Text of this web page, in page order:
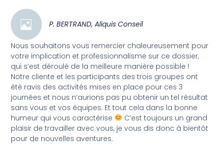
P. BERTRAND, Aliquis Conseil
Nous souhaitons vous remercier chaleureusement pour
votre implication et professionnalisme sur ce dossier,
qui s’est déroulé de la meilleure manière possible !
Notre cliente et les participants des trois groupes ont
été ravis des activités mises en place pour ces 3
journées et nous n’aurions pas pu obtenir un tel résultat
sans vous et vos équipes. Et tout cela dans la bonne
humeur qui vous caractérise
C’est toujours un grand
plaisir de travailler avec vous, je vous dis donc à bientôt
pour de nouvelles aventures.